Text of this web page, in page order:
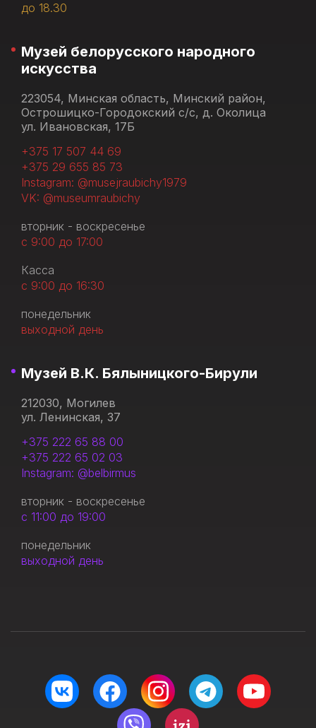
до 18.30
Музей белорусского народного
искусства
223054, Минская область, Минский район,
Острошицко-Городокский с/с, д. Околица
ул. Ивановская, 17Б
+375 17 507 44 69
+375 29 655 85 73
Instagram: @musejraubichy1979
VK: @museumraubichy
вторник - воскресенье
с 9:00 до 17:00
Касса
с 9:00 до 16:30
понедельник
выходной день
Музей В.К. Бялыницкого-Бирули
212030, Могилев
ул. Ленинская, 37
+375 222 65 88 00
+375 222 65 02 03
Instagram: @belbirmus
вторник - воскресенье
с 11:00 до 19:00
понедельник
выходной день